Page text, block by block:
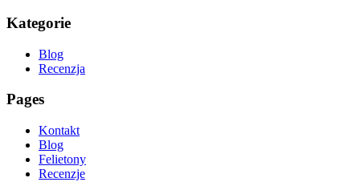
Kategorie
Blog
Recenzja
Pages
Kontakt
Blog
Felietony
Recenzje